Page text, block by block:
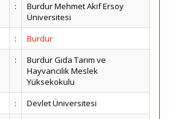
:
Burdur Mehmet Akif Ersoy
Üniversitesi
:
Burdur
:
Burdur Gıda Tarım ve
Hayvancılık Meslek
Yüksekokulu
:
Devlet Üniversitesi